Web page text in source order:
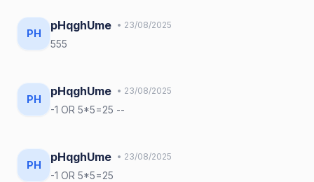
PH
pHqghUme • 23/08/2025
555
PH
pHqghUme • 23/08/2025
-1 OR 5*5=25 --
PH
pHqghUme • 23/08/2025
-1 OR 5*5=25